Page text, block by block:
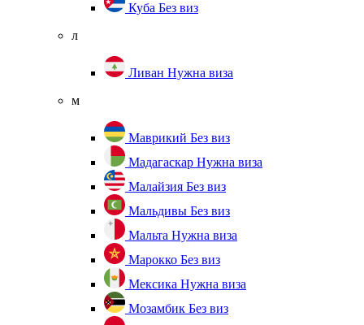
Куба Без виз
л
Ливан Нужна виза
м
Маврикий Без виз
Мадагаскар Нужна виза
Малайзия Без виз
Мальдивы Без виз
Мальта Нужна виза
Марокко Без виз
Мексика Нужна виза
Мозамбик Без виз